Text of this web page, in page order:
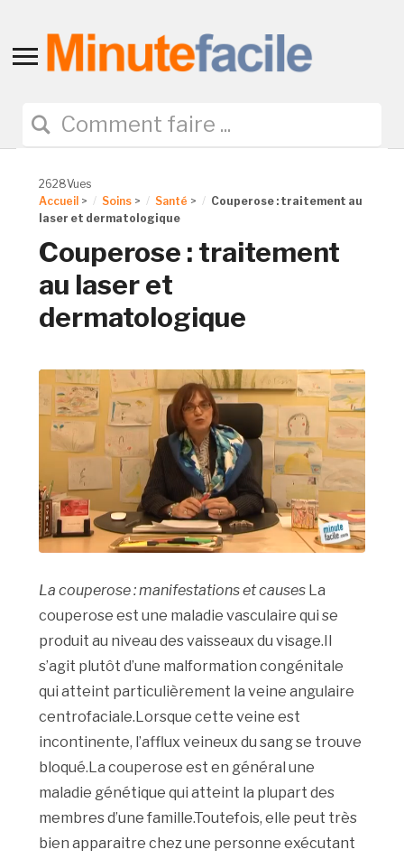
Toggle
navigation
2628Vues
Accueil > Soins > Santé >
Couperose : traitement au
laser et dermatologique
Couperose : traitement
au laser et
dermatologique
La couperose : manifestations et causes La
couperose est une maladie vasculaire qui se
produit au niveau des vaisseaux du visage.Il
s’agit plutôt d’une malformation congénitale
qui atteint particulièrement la veine angulaire
centrofaciale.Lorsque cette veine est
incontinente, l’afflux veineux du sang se trouve
bloqué.La couperose est en général une
maladie génétique qui atteint la plupart des
membres d’une famille.Toutefois, elle peut très
bien apparaitre chez une personne exécutant